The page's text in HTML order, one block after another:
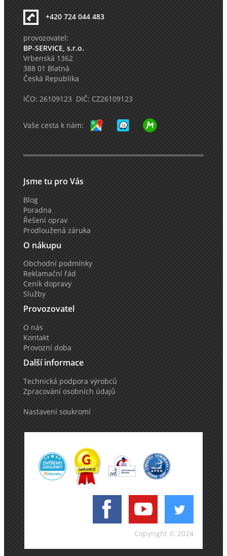
+420 724 044 483
provozovatel:
BP-SERVICE, s.r.o.
Vrbenská 1362
388 01 Blatná
Česká Republika
IČO: 26109123 DIČ: CZ26109123
Vaše cesta k nám:
Jsme tu pro Vás
Blog
Poradna
Řešení oprav
Prodloužená záruka
O nákupu
Obchodní podmínky
Reklamační řád
Ceník dopravy
Služby
Provozovatel
O nás
Kontakt
Provozní doba
Další informace
Technická podpora výrobců
Zpracování osobních údajů
Nastavení soukromí
Copyright © 2024